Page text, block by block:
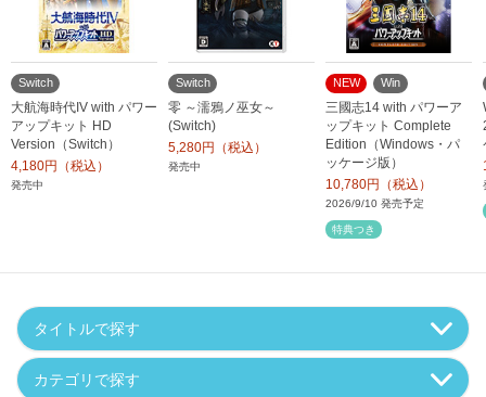
Switch
大航海時代IV with パワー
アップキット HD
Version（Switch）
4,180円（税込）
発売中
Switch
零 ～濡鴉ノ巫女～
(Switch)
5,280円（税込）
発売中
NEW Win
三國志14 with パワーア
ップキット Complete
Edition（Windows・パ
ッケージ版）
10,780円（税込）
2026/9/10 発売予定
特典つき
タイトルで探す
カテゴリで探す